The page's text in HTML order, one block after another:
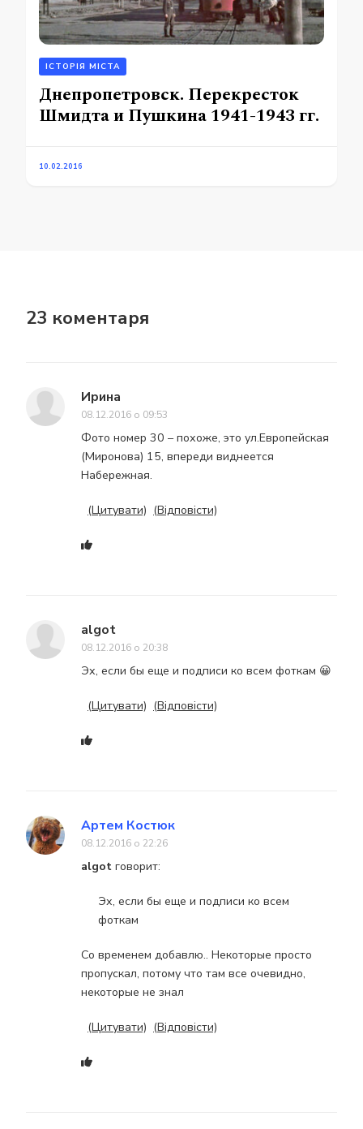
ІСТОРІЯ МІСТА
Днепропетровск. Перекресток
Шмидта и Пушкина 1941-1943 гг.
10.02.2016
23 коментаря
Ирина
08.12.2016 о 09:53
Фото номер 30 – похоже, это ул.Европейская
(Миронова) 15, впереди виднеется
Набережная.
(Цитувати) (Відповісти)
algot
08.12.2016 о 20:38
Эх, если бы еще и подписи ко всем фоткам 😀
(Цитувати) (Відповісти)
Артем Костюк
08.12.2016 о 22:26
algot говорит:
Эх, если бы еще и подписи ко всем
фоткам
Со временем добавлю.. Некоторые просто
пропускал, потому что там все очевидно,
некоторые не знал
(Цитувати) (Відповісти)